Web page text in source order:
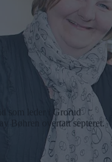
som leder i Grorud
Bøhren overtatt septeret.